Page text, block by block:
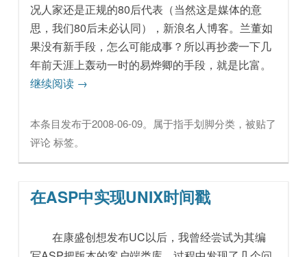
况人家还是正规的80后代表（当然这是媒体的意
思，我们80后未必认同），新浪名人博客。兰董如
果没有新手段，怎么可能成事？所以再抄袭一下几
年前天涯上轰动一时的易烨卿的手段，就是比富。
继续阅读 →
本条目发布于2008-06-09。属于指手划脚分类，被贴了
评论 标签。
在ASP中实现UNIX时间戳
在康盛创想发布UC以后，我曾经尝试为其编